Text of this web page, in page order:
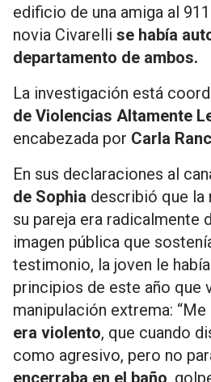
edificio de una amiga al
novia Civarelli se había
departamento de ambos.
La investigación está
de Violencias Altamente
encabezada por Carla
En sus declaraciones al
de Sophia describió que la
su pareja era radicalmente
imagen pública que
testimonio, la joven le
principios de este año que
manipulación extrema:
era violento, que cuando
como agresivo, pero no
encerraba en el baño ,